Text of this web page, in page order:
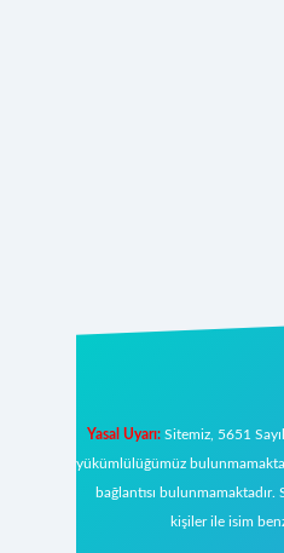
Yasal Uyarı:Sitemiz, 5651
yükümlülüğümüz
bağlantısı
kişiler ile isim